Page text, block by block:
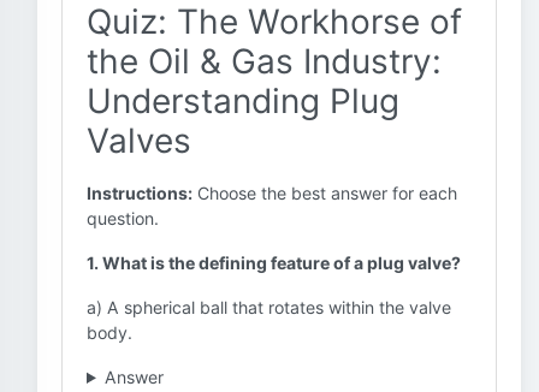
Quiz: The Workhorse of
the Oil & Gas Industry:
Understanding Plug
Valves
Instructions: Choose the best answer for each
question.
1. What is the defining feature of a plug valve?
a) A spherical ball that rotates within the valve
body.
Answer